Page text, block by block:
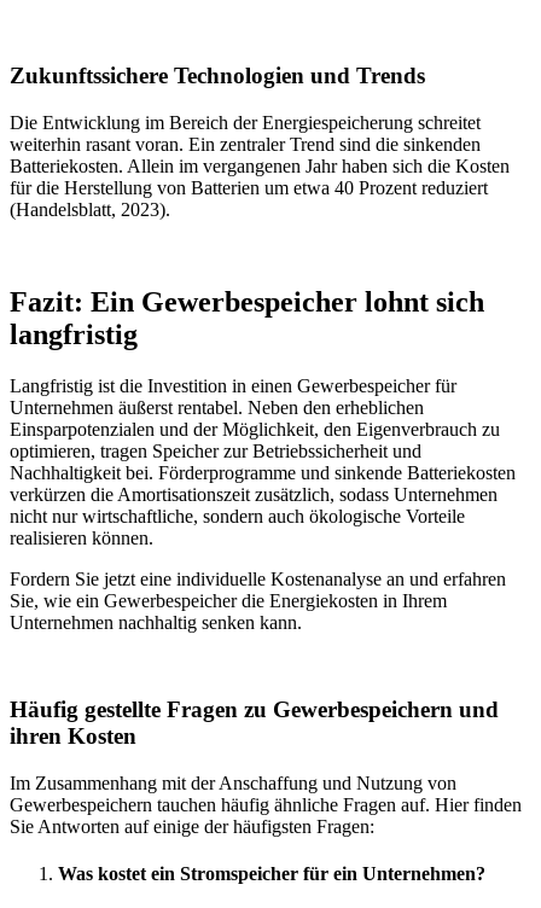
Zukunftssichere Technologien und Trends
Die Entwicklung im Bereich der Energiespeicherung schreitet
weiterhin rasant voran. Ein zentraler Trend sind die sinkenden
Batteriekosten. Allein im vergangenen Jahr haben sich die Kosten
für die Herstellung von Batterien um etwa 40 Prozent reduziert
(Handelsblatt, 2023).
Fazit: Ein Gewerbespeicher lohnt sich
langfristig
Langfristig ist die Investition in einen Gewerbespeicher für
Unternehmen äußerst rentabel. Neben den erheblichen
Einsparpotenzialen und der Möglichkeit, den Eigenverbrauch zu
optimieren, tragen Speicher zur Betriebssicherheit und
Nachhaltigkeit bei. Förderprogramme und sinkende Batteriekosten
verkürzen die Amortisationszeit zusätzlich, sodass Unternehmen
nicht nur wirtschaftliche, sondern auch ökologische Vorteile
realisieren können.
Fordern Sie jetzt eine individuelle Kostenanalyse an und erfahren
Sie, wie ein Gewerbespeicher die Energiekosten in Ihrem
Unternehmen nachhaltig senken kann.
Häufig gestellte Fragen zu Gewerbespeichern und
ihren Kosten
Im Zusammenhang mit der Anschaffung und Nutzung von
Gewerbespeichern tauchen häufig ähnliche Fragen auf. Hier finden
Sie Antworten auf einige der häufigsten Fragen:
Was kostet ein Stromspeicher für ein Unternehmen?